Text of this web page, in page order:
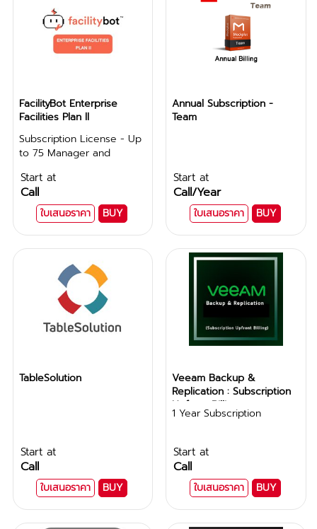
FacilityBot Enterprise
Facilities Plan ll
Subscription License - Up
to 75 Manager and
Start at
Call
ใบเสนอราคา BUY
Annual Subscription -
Team
Start at
Call/Year
ใบเสนอราคา BUY
TableSolution
Start at
Call
ใบเสนอราคา BUY
Veeam Backup &
Replication : Subscription
Upfront Billing
1 Year Subscription
Start at
Call
ใบเสนอราคา BUY